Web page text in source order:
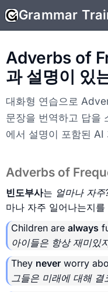
Grammar
Adverbs of
과 설명이 있
대화형 연습으로
문장을 번역하고 답을
에서 설명이 포함된 AI
Adverbs of
빈도부사는 얼마나 자주
마나 자주 일어나는지
Children are always
아이들은 항상 재미있
They never worry
그들은 미래에 대해 결